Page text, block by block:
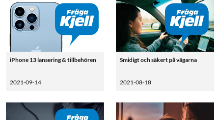
iPhone 13 lansering & tillbehören
2021-09-14
Smidigt och säkert på vägarna
2021-08-18